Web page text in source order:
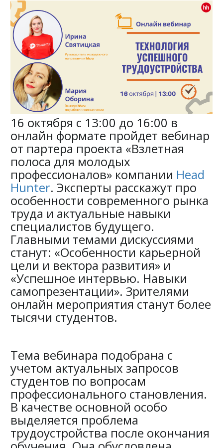
16 октября с 13:00 до 16:00 в
онлайн формате пройдет вебинар
от партера проекта «Взлетная
полоса для молодых
профессионалов» компании Head
Hunter. Эксперты расскажут про
особенности современного рынка
труда и актуальные навыки
специалистов будущего.
Главными темами дискуссиями
станут: «Особенности карьерной
цели и вектора развития» и
«Успешное интервью. Навыки
самопрезентации». Зрителями
онлайн мероприятия станут более
тысячи студентов.
Тема вебинара подобрана с
учетом актуальных запросов
студентов по вопросам
профессионального становления.
В качестве основной особо
выделяется проблема
трудоустройства после окончания